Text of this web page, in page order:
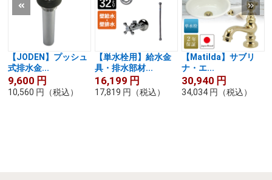
【JODEN】プッシュ
式排水金...
9,600 円
10,560 円 （税込）
【単水栓用】給水金
具・排水部材...
16,199 円
17,819 円 （税込）
【Matilda】サブリ
ナ・エ...
30,940 円
34,034 円 （税込）